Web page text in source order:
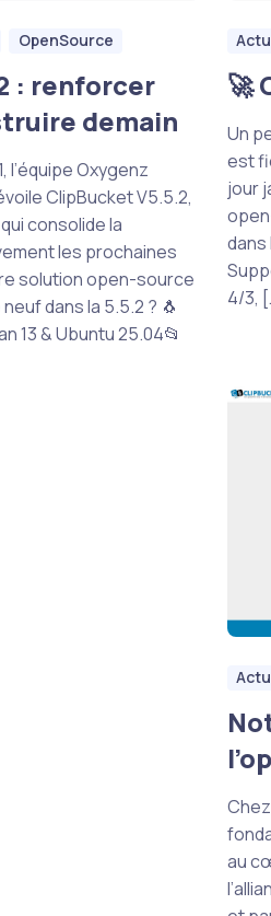
OpenSource
: renforcer
demain
l’équipe Oxygenz
ClipBucket V5.5.2,
consolide la
les prochaines
solution open-source
dans la 5.5.2 ? 🐧
13 & Ubuntu 25.04📂
🚀
Un
est
jour
dans
4/3,
au